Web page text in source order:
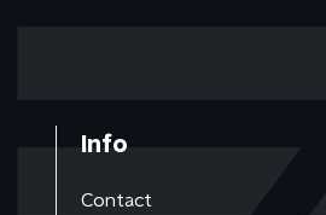
Info
Contact